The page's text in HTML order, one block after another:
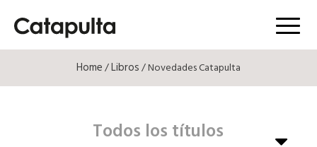
Menú
Home/Libros/ Novedades Catapulta
Todos los títulos